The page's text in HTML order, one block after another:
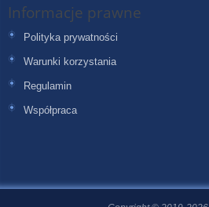
Informacje prawne
Polityka prywatności
Warunki korzystania
Regulamin
Współpraca